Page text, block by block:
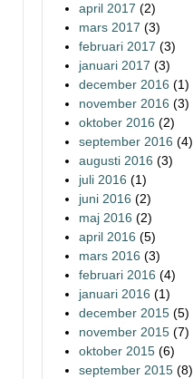
april 2017 (2)
mars 2017 (3)
februari 2017 (3)
januari 2017 (3)
december 2016 (1)
november 2016 (3)
oktober 2016 (2)
september 2016 (4)
augusti 2016 (3)
juli 2016 (1)
juni 2016 (2)
maj 2016 (2)
april 2016 (5)
mars 2016 (3)
februari 2016 (4)
januari 2016 (1)
december 2015 (5)
november 2015 (7)
oktober 2015 (6)
september 2015 (8)